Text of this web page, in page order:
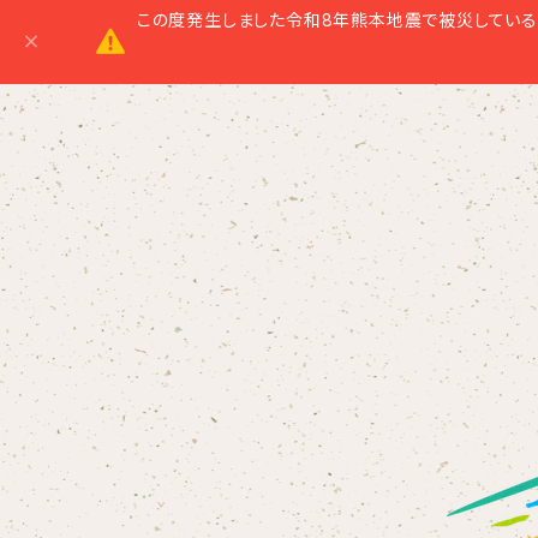
この度発生しました令和8年熊本地震で被災してい